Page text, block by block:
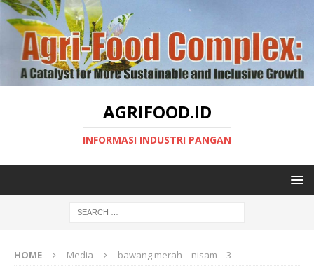
AGRIFOOD.ID
INFORMASI INDUSTRI PANGAN
HOME Media bawang merah – nisam – 3